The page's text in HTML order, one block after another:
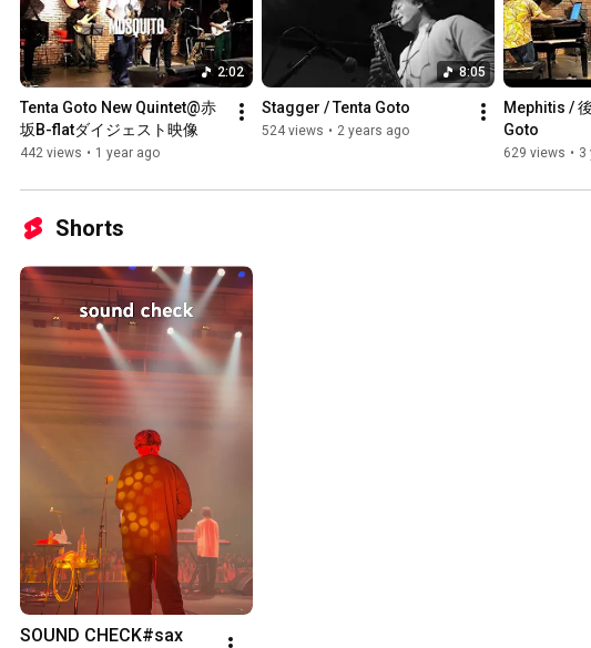
2:02
Tenta Goto New Quintet@赤
坂B-flatダイジェスト映像
442 views • 1 year ago
8:05
Stagger / Tenta Goto
524 views • 2 years ago
Mephitis /
Goto
629 views • 3
Shorts
SOUND CHECK#sax